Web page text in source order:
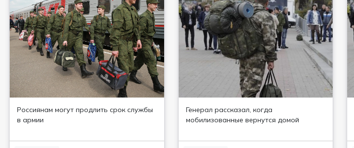
Россиянам могут продлить срок службы
в армии
Генерал рассказал, когда
мобилизованные вернутся домой